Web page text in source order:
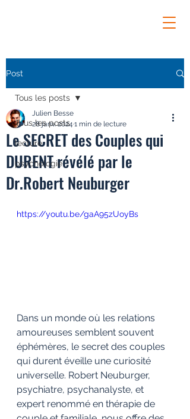
Post
Tous les posts
lecture
psychologie
Tous les posts
Le SECRET des Couples qui
DURENT révélé par le
Dr.Robert Neuburger
Julien Besse
28 janv. 2024 1 min de lecture
https://youtu.be/gaA95zUoyBs
Dans un monde où les relations
amoureuses semblent souvent
éphémères, le secret des couples
qui durent éveille une curiosité
universelle. Robert Neuburger,
psychiatre, psychanalyste, et
expert renommé en thérapie de